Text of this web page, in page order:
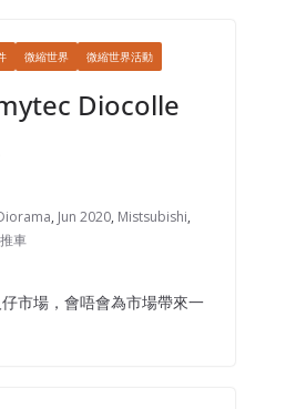
微縮世界 微縮世界活動
Diocolle
, Jun 2020, Mistsubishi,
車
市場，會唔會為市場帶來一